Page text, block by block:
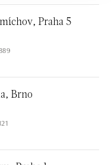
Praha 5
Brno